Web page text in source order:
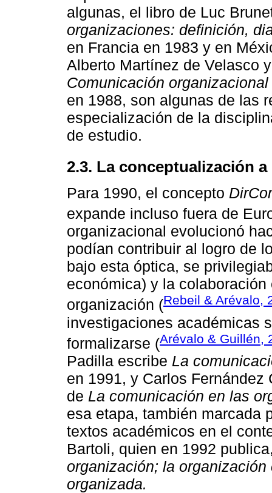
algunas, el libro de Luc
organizaciones: definición,
en Francia en 1983 y en
Alberto Martínez de Velasco
Comunicación
en 1988, son algunas de las
especialización de la
de estudio.
2.3. La conceptualización a
Para 1990, el concepto
expande incluso fuera de
organizacional evolucionó
podían contribuir al logro de
bajo esta óptica, se
económica) y la
organización (Rebeil & Arévalo,
investigaciones académicas
formalizarse (Arévalo & Guillén,
Padilla escribe La
en 1991, y Carlos
de La comunicación en las
esa etapa, también marcada
textos académicos en el
Bartoli, quien en 1992
organización; la
organizada.